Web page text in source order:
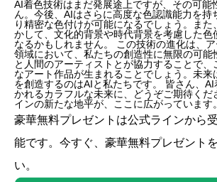
AI着色技術はまだ発展途上ですが、その可能
ん。今後、AIはさらに高度な色認識能力を持
り精密な色付けが可能になるでしょう。ま
かして、文化的背景や時代背景を考慮した色
なるかもしれません。 この技術の進化は、
領域において、私たちの創造性に無限の可能
と人間のアーティストとが協力することで、
なアート作品が生まれることでしょう。未来
を創造するのはAIと私たちです。 皆さん、
かれるカラフルな未来に、どうぞご期待くだ
インの新たな地平が、ここに広がっています。
豪華無料プレゼントは公式ラインから
能です。今すぐ、豪華無料プレゼント
い。